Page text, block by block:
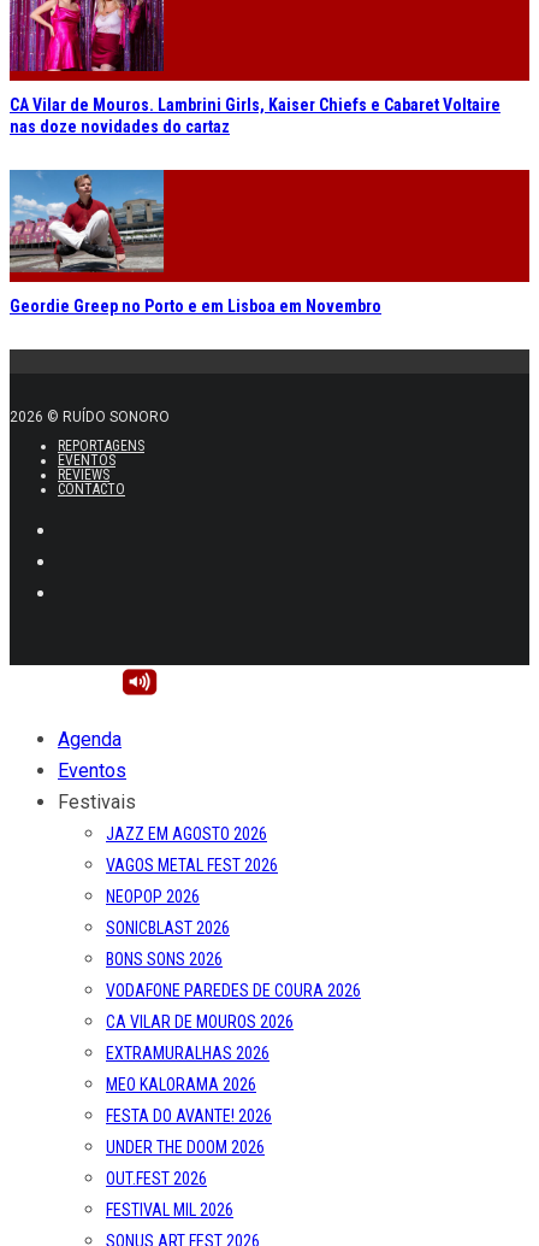
CA Vilar de Mouros. Lambrini Girls, Kaiser Chiefs e Cabaret Voltaire
nas doze novidades do cartaz
Geordie Greep no Porto e em Lisboa em Novembro
2026 © RUÍDO SONORO
REPORTAGENS
EVENTOS
REVIEWS
CONTACTO
Agenda
Eventos
Festivais
JAZZ EM AGOSTO 2026
VAGOS METAL FEST 2026
NEOPOP 2026
SONICBLAST 2026
BONS SONS 2026
VODAFONE PAREDES DE COURA 2026
CA VILAR DE MOUROS 2026
EXTRAMURALHAS 2026
MEO KALORAMA 2026
FESTA DO AVANTE! 2026
UNDER THE DOOM 2026
OUT.FEST 2026
FESTIVAL MIL 2026
SONUS ART FEST 2026